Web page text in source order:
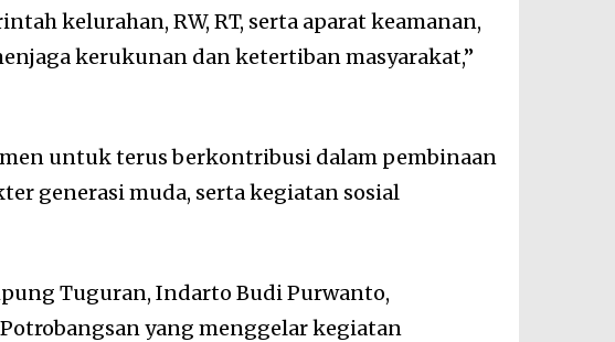
kelurahan, RW, RT, serta aparat keamanan,
kerukunan dan ketertiban masyarakat,”
untuk terus berkontribusi dalam pembinaan
generasi muda, serta kegiatan sosial
Tuguran, Indarto Budi Purwanto,
yang menggelar kegiatan